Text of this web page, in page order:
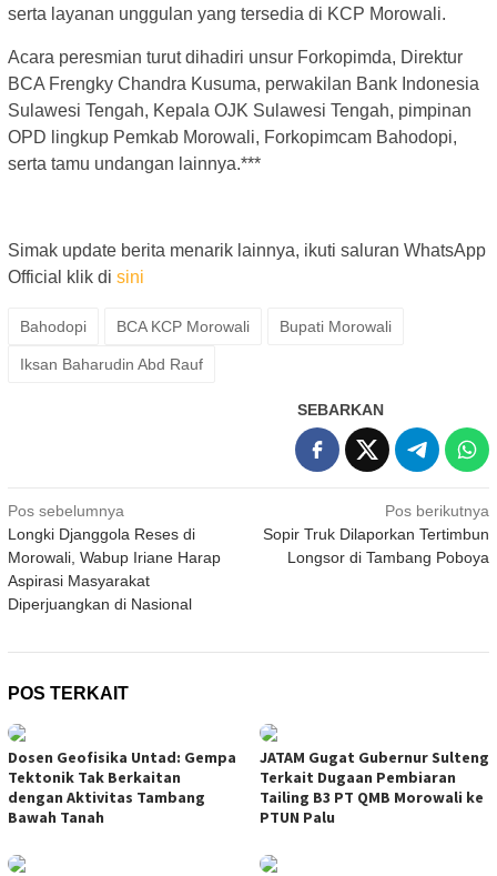
serta layanan unggulan yang tersedia di KCP Morowali.
Acara peresmian turut dihadiri unsur Forkopimda, Direktur
BCA Frengky Chandra Kusuma, perwakilan Bank Indonesia
Sulawesi Tengah, Kepala OJK Sulawesi Tengah, pimpinan
OPD lingkup Pemkab Morowali, Forkopimcam Bahodopi,
serta tamu undangan lainnya.***
Simak update berita menarik lainnya, ikuti saluran WhatsApp
Official klik di sini
Bahodopi BCA KCP Morowali Bupati Morowali
Iksan Baharudin Abd Rauf
SEBARKAN
Navigasi
pos
Pos sebelumnya
Longki Djanggola Reses di
Morowali, Wabup Iriane Harap
Aspirasi Masyarakat
Diperjuangkan di Nasional
Pos berikutnya
Sopir Truk Dilaporkan Tertimbun
Longsor di Tambang Poboya
POS TERKAIT
Dosen Geofisika Untad: Gempa
Tektonik Tak Berkaitan
dengan Aktivitas Tambang
Bawah Tanah
JATAM Gugat Gubernur Sulteng
Terkait Dugaan Pembiaran
Tailing B3 PT QMB Morowali ke
PTUN Palu